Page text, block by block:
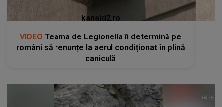
kanald2.ro
VIDEO Teama de Legionella îi determină pe
români să renunțe la aerul condiționat în plină
caniculă